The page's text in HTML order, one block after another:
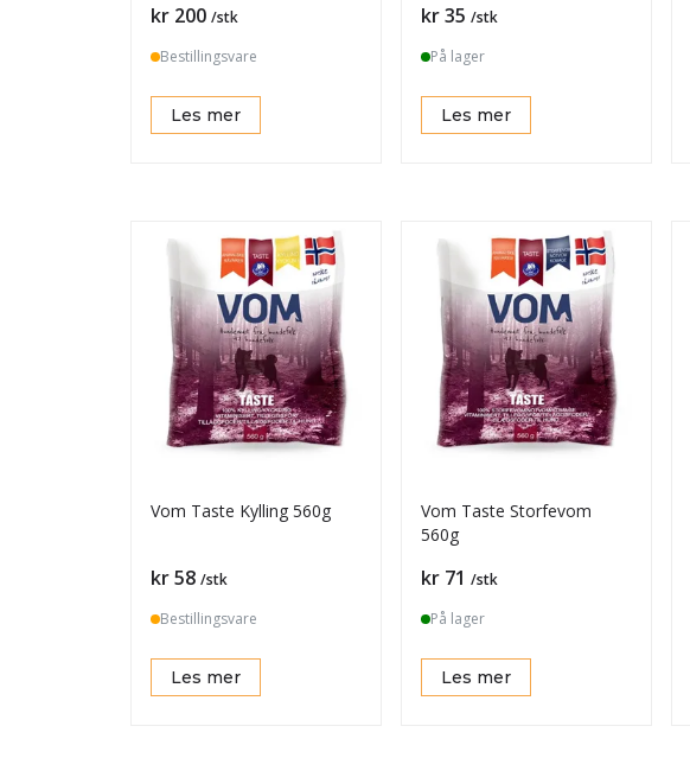
Pris
kr 200 /stk
Bestillingsvare
Les mer
Pris
kr 35 /stk
På lager
Les mer
Vom Taste Kylling 560g
Pris
kr 58 /stk
Bestillingsvare
Les mer
Vom Taste Storfevom
560g
Pris
kr 71 /stk
På lager
Les mer